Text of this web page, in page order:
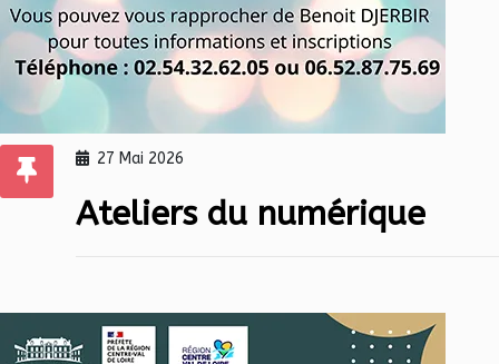
27 Mai 2026
Ateliers du numérique